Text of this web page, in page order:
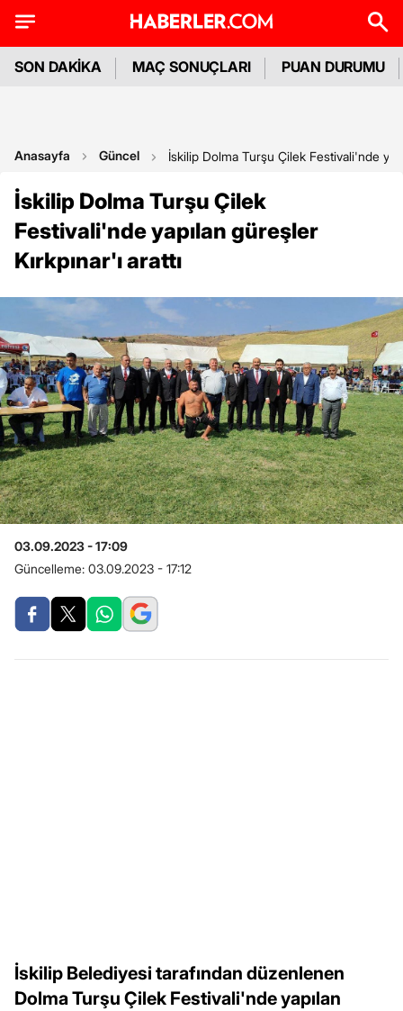
SON DAKİKA MAÇ SONUÇLARI PUAN DURUMU
Anasayfa Güncel İskilip Dolma Turşu Çilek Festivali'nde
İskilip Dolma Turşu Çilek
Festivali'nde yapılan güreşler
Kırkpınar'ı arattı
03.09.2023 - 17:09
Güncelleme: 03.09.2023 - 17:12
İskilip Belediyesi tarafından düzenlenen
Dolma Turşu Çilek Festivali'nde yapılan